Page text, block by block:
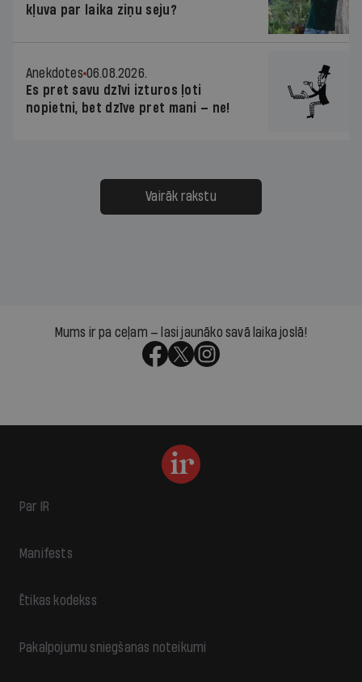
kļuva par laika ziņu seju?
Anekdotes 06.08.2026.
Es pret savu dzīvi izturos ļoti
nopietni, bet dzīve pret mani — ne!
Vairāk rakstu
Mums ir pa ceļam — lasi jaunāko savā laika joslā!
Par IR
Manifests
Ētikas kodekss
Pakalpojumu sniegšanas noteikumi